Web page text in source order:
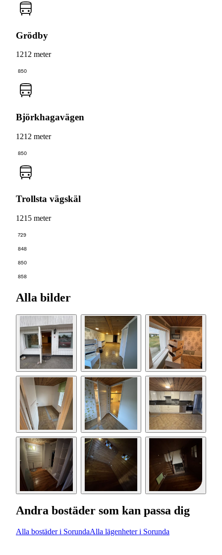
Grödby
1212 meter
850
Björkhagavägen
1212 meter
850
Trollsta vägskäl
1215 meter
729
848
850
858
Alla bilder
Andra bostäder som kan passa dig
Alla bostäder i SorundaAlla lägenheter i Sorunda